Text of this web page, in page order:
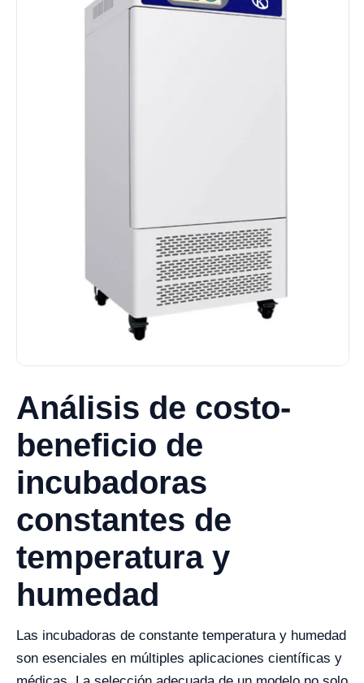
Análisis de costo-
beneficio de
incubadoras
constantes de
temperatura y
humedad
Las incubadoras de constante temperatura y humedad
son esenciales en múltiples aplicaciones científicas y